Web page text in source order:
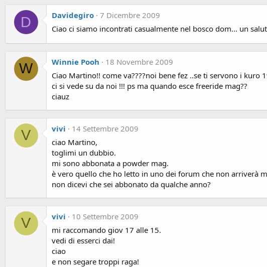
D Davidegiro 7 Dicembre 2009
Ciao ci siamo incontrati casualmente nel bosco dom... un
W Winnie Pooh
18 Novembre 2009
Ciao Martino!! come va????noi bene fez ..se ti servono i
ci si vede su da noi !!! ps ma quando esce freeride mag??
ciauz
V vivi
14 Settembre 2009
ciao Martino,
toglimi un dubbio.
mi sono abbonata a powder mag.
è vero quello che ho letto in uno dei forum che non arriverà
non dicevi che sei abbonato da qualche anno?
V vivi
10 Settembre 2009
mi raccomando giov 17 alle 15.
vedi di esserci dai!
ciao
e non segare troppi raga!